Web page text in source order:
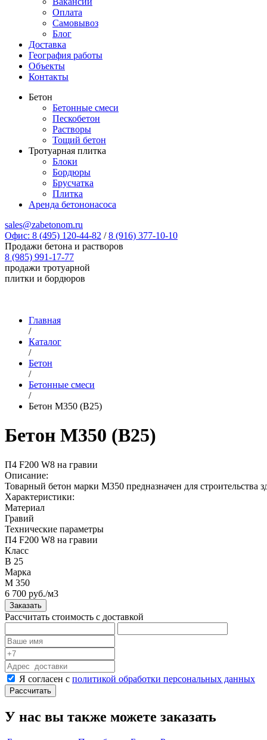
Оплата
Самовывоз
Блог
Доставка
География работы
Объекты
Контакты
Бетон
Бетонные смеси
Пескобетон
Растворы
Тощий бетон
Тротуарная плитка
Блоки
Бордюры
Брусчатка
Плитка
Аренда бетононасоса
sales@zabetonom.ru
Офис: 8 (495) 120-44-82 / 8 (916) 377-10-10
Продажи бетона и растворов
8 (985) 991-17-77
продажи тротуарной
плитки и бордюров
Главная
/
Каталог
/
Бетон
/
Бетонные смеси
/
Бетон М350 (В25)
Бетон М350 (В25)
П4 F200 W8 на гравии
Описание:
Товарный бетон марки М350 предназначен для
Характеристики:
Материал
Гравий
Технические параметры
П4 F200 W8 на гравии
Класс
B 25
Марка
М 350
6 700 руб./м3
Заказать
Рассчитать стоимость с доставкой
Я согласен с политикой обработки персональных данных
Рассчитать
У нас вы также можете заказать